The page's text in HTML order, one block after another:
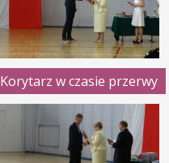
Korytarz w czasie przerwy